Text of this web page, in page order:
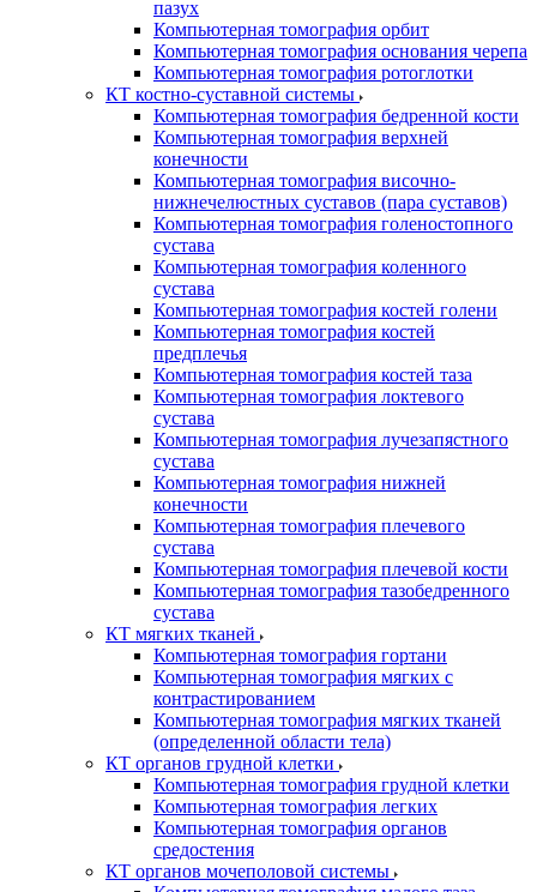
пазух
Компьютерная томография орбит
Компьютерная томография основания черепа
Компьютерная томография ротоглотки
КТ костно-суставной системы
Компьютерная томография бедренной кости
Компьютерная томография верхней
конечности
Компьютерная томография височно-
нижнечелюстных суставов (пара суставов)
Компьютерная томография голеностопного
сустава
Компьютерная томография коленного
сустава
Компьютерная томография костей голени
Компьютерная томография костей
предплечья
Компьютерная томография костей таза
Компьютерная томография локтевого
сустава
Компьютерная томография лучезапястного
сустава
Компьютерная томография нижней
конечности
Компьютерная томография плечевого
сустава
Компьютерная томография плечевой кости
Компьютерная томография тазобедренного
сустава
КТ мягких тканей
Компьютерная томография гортани
Компьютерная томография мягких с
контрастированием
Компьютерная томография мягких тканей
(определенной области тела)
КТ органов грудной клетки
Компьютерная томография грудной клетки
Компьютерная томография легких
Компьютерная томография органов
средостения
КТ органов мочеполовой системы